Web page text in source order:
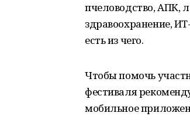
пчеловодство, АПК,
здравоохранение,
есть из чего.
Чтобы помочь
фестиваля
мобильное